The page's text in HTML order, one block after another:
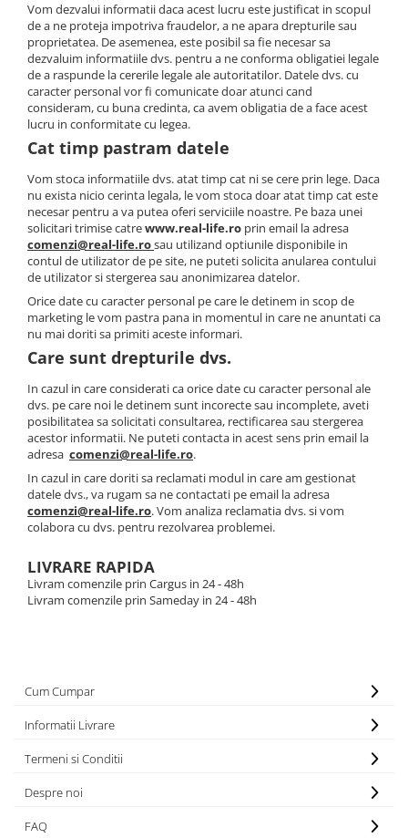
Vom dezvalui informatii daca acest lucru este justificat in scopul
de a ne proteja impotriva fraudelor, a ne apara drepturile sau
proprietatea. De asemenea, este posibil sa fie necesar sa
dezvaluim informatiile dvs. pentru a ne conforma obligatiei legale
de a raspunde la cererile legale ale autoritatilor. Datele dvs. cu
caracter personal vor fi comunicate doar atunci cand
consideram, cu buna credinta, ca avem obligatia de a face acest
lucru in conformitate cu legea.
Cat timp pastram datele
Vom stoca informatiile dvs. atat timp cat ni se cere prin lege. Daca
nu exista nicio cerinta legala, le vom stoca doar atat timp cat este
necesar pentru a va putea oferi serviciile noastre. Pe baza unei
solicitari trimise catrewww.real-life.ro prin email la adresa
comenzi@real-life.rosau utilizand optiunile disponibile in
contul de utilizator de pe site, ne puteti solicita anularea contului
de utilizator si stergerea sau anonimizarea datelor.
Orice date cu caracter personal pe care le detinem in scop de
marketing le vom pastra pana in momentul in care ne anuntati ca
nu mai doriti sa primiti aceste informari.
Care sunt drepturile dvs.
In cazul in care considerati ca orice date cu caracter personal ale
dvs. pe care noi le detinem sunt incorecte sau incomplete, aveti
posibilitatea sa solicitati consultarea, rectificarea sau stergerea
acestor informatii. Ne puteti contacta in acest sens prin email la
adresa comenzi@real-life.ro.
In cazul in care doriti sa reclamati modul in care am gestionat
datele dvs., va rugam sa ne contactati pe email la adresa
comenzi@real-life.ro. Vom analiza reclamatia dvs. si vom
colabora cu dvs. pentru rezolvarea problemei.
LIVRARE RAPIDA
Livram comenzile prin Cargus in 24 - 48h
Livram comenzile prin Sameday in 24 - 48h
Cum Cumpar
Informatii Livrare
Termeni si Conditii
Despre noi
FAQ